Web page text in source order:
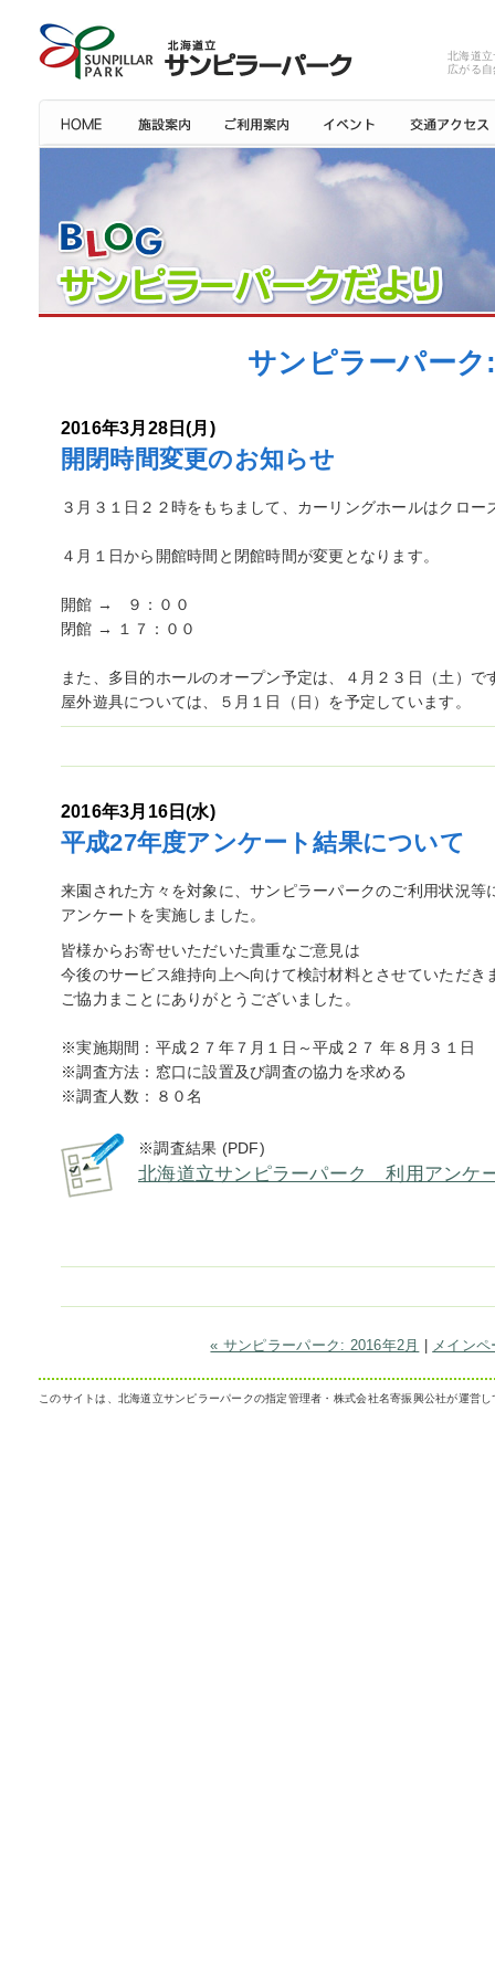
北海道
広がる
サンピラーパー
2016年3月28日(月)
開閉時間変更のお知らせ
３月３１日２２時をもちまして、カーリングホールはクロー
４月１日から開館時間と閉館時間が変更となります。
開館 → ９：００
閉館 → １７：００
また、多目的ホールのオープン予定は、４月２３日（土）で
屋外遊具については、５月１日（日）を予定しています。
2016年3月16日(水)
平成27年度アンケート結果について
来園された方々を対象に、サンピラーパークのご利用状況等
アンケートを実施しました。
皆様からお寄せいただいた貴重なご意見は
今後のサービス維持向上へ向けて検討材料とさせていただき
ご協力まことにありがとうございました。
※実施期間：平成２７年７月１日～平成２７ 年８月３１日
※調査方法：窓口に設置及び調査の協力を求める
※調査人数：８０名
※調査結果 (PDF)
北海道立サンピラーパーク 利用アンケ
« サンピラーパーク: 2016年2月 | メインペ
このサイトは、北海道立サンピラーパークの指定管理者・株式会社名寄振興公社が運営